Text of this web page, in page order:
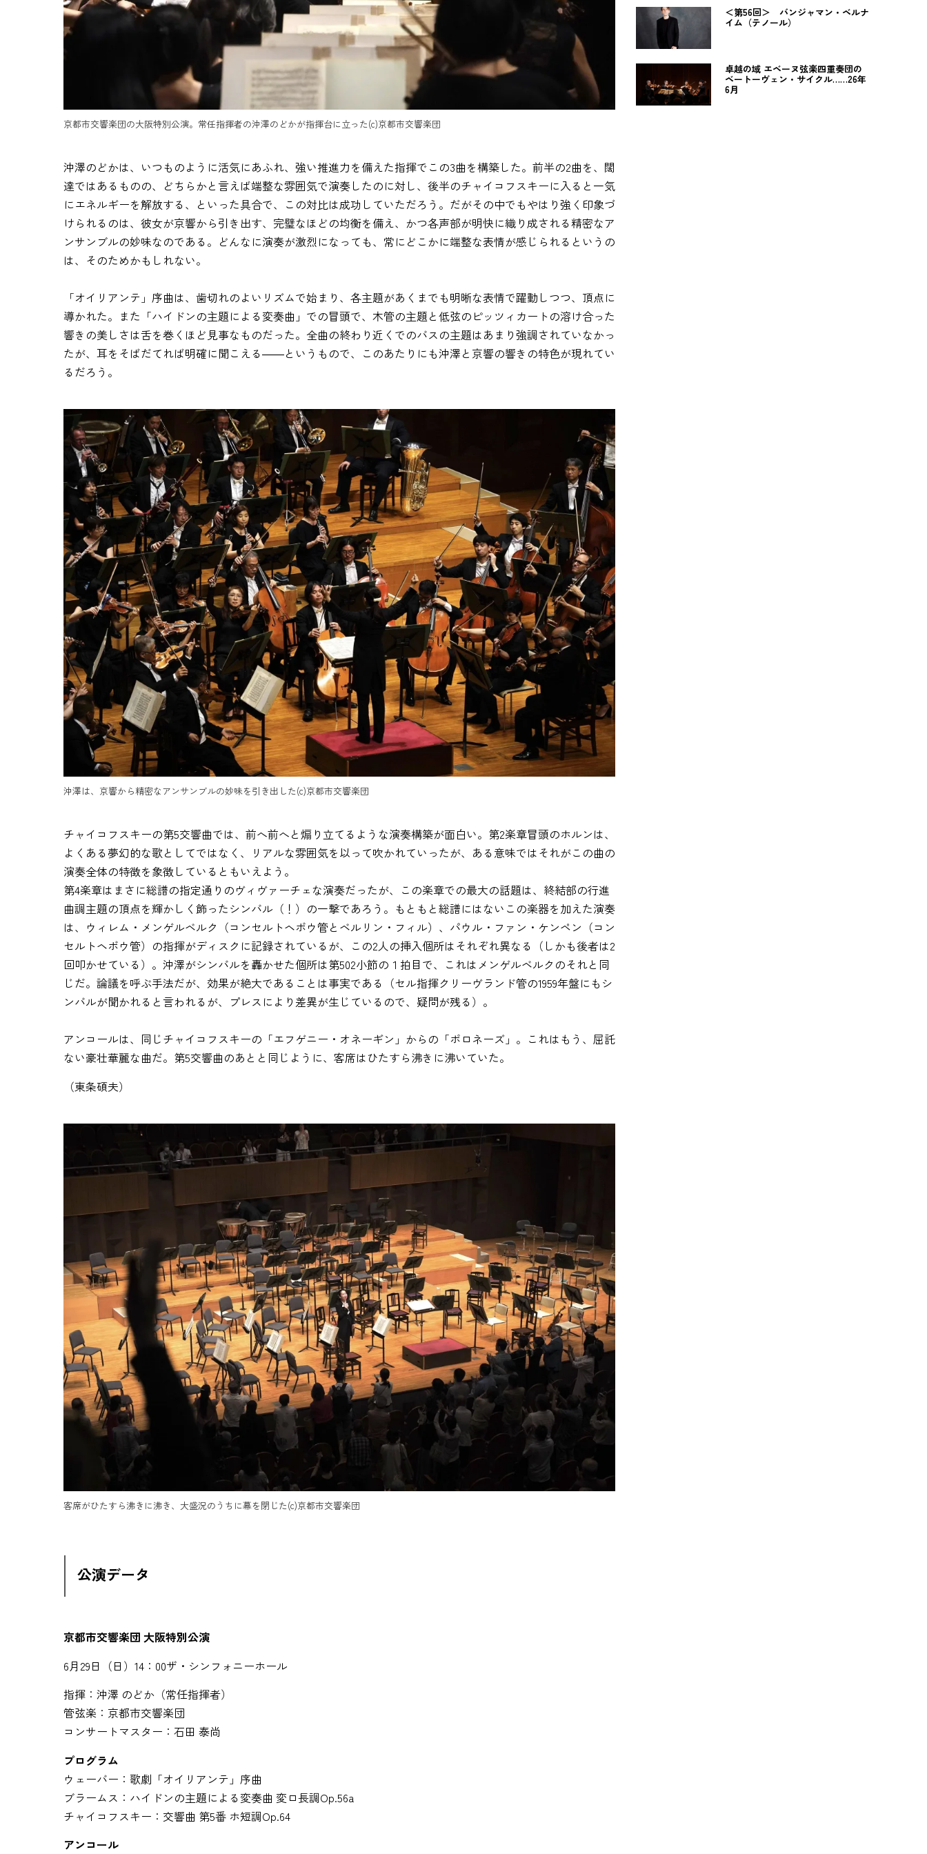
京都市交響楽団の大阪特別公演。常任指揮者の沖澤のどかが指揮台に立った(c)京都市交響楽団
沖澤のどかは、いつものように活気にあふれ、強い推進力を備えた指揮でこの3曲を構築した。前半の2曲を、闊
達ではあるものの、どちらかと言えば端整な雰囲気で演奏したのに対し、後半のチャイコフスキーに入ると一気
にエネルギーを解放する、といった具合で、この対比は成功していただろう。だがその中でもやはり強く印象づ
けられるのは、彼女が京響から引き出す、完璧なほどの均衡を備え、かつ各声部が明快に織り成される精密なア
ンサンブルの妙味なのである。どんなに演奏が激烈になっても、常にどこかに端整な表情が感じられるというの
は、そのためかもしれない。
「オイリアンテ」序曲は、歯切れのよいリズムで始まり、各主題があくまでも明晰な表情で躍動しつつ、頂点に
導かれた。また「ハイドンの主題による変奏曲」での冒頭で、木管の主題と低弦のピッツィカートの溶け合った
響きの美しさは舌を巻くほど見事なものだった。全曲の終わり近くでのバスの主題はあまり強調されていなかっ
たが、耳をそばだてれば明確に聞こえる――というもので、このあたりにも沖澤と京響の響きの特色が現れてい
るだろう。
沖澤は、京響から精密なアンサンブルの妙味を引き出した(c)京都市交響楽団
チャイコフスキーの第5交響曲では、前へ前へと煽り立てるような演奏構築が面白い。第2楽章冒頭のホルンは、
よくある夢幻的な歌としてではなく、リアルな雰囲気を以って吹かれていったが、ある意味ではそれがこの曲の
演奏全体の特徴を象徴しているともいえよう。
第4楽章はまさに総譜の指定通りのヴィヴァーチェな演奏だったが、この楽章での最大の話題は、終結部の行進
曲調主題の頂点を輝かしく飾ったシンバル（！）の一撃であろう。もともと総譜にはないこの楽器を加えた演奏
は、ウィレム・メンゲルベルク（コンセルトヘボウ管とベルリン・フィル）、パウル・ファン・ケンペン（コン
セルトヘボウ管）の指揮がディスクに記録されているが、この2人の挿入個所はそれぞれ異なる（しかも後者は2
回叩かせている）。沖澤がシンバルを轟かせた個所は第502小節の１拍目で、これはメンゲルベルクのそれと同
じだ。論議を呼ぶ手法だが、効果が絶大であることは事実である（セル指揮クリーヴランド管の1959年盤にもシ
ンバルが聞かれると言われるが、プレスにより差異が生じているので、疑問が残る）。
アンコールは、同じチャイコフスキーの「エフゲニー・オネーギン」からの「ポロネーズ」。これはもう、屈託
ない豪壮華麗な曲だ。第5交響曲のあとと同じように、客席はひたすら沸きに沸いていた。
（東条碩夫）
客席がひたすら沸きに沸き、大盛況のうちに幕を閉じた(c)京都市交響楽団
公演データ
京都市交響楽団 大阪特別公演
6月29日（日）14：00ザ・シンフォニーホール
指揮：沖澤 のどか（常任指揮者）
管弦楽：京都市交響楽団
コンサートマスター：石田 泰尚
プログラム
ウェーバー：歌劇「オイリアンテ」序曲
ブラームス：ハイドンの主題による変奏曲 変ロ長調Op.56a
チャイコフスキー：交響曲 第5番 ホ短調Op.64
アンコール
＜第56回＞ バンジャマン・ベルナ
イム（テノール）
卓越の域 エベーヌ弦楽四重奏団の
ベートーヴェン・サイクル……26年
6月